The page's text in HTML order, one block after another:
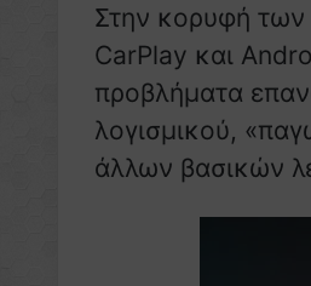
Στην κορυφή των
CarPlay και
προβλήματα
λογισμικού,
άλλων βασικών